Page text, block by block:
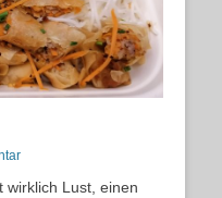
wirklich Lust, einen